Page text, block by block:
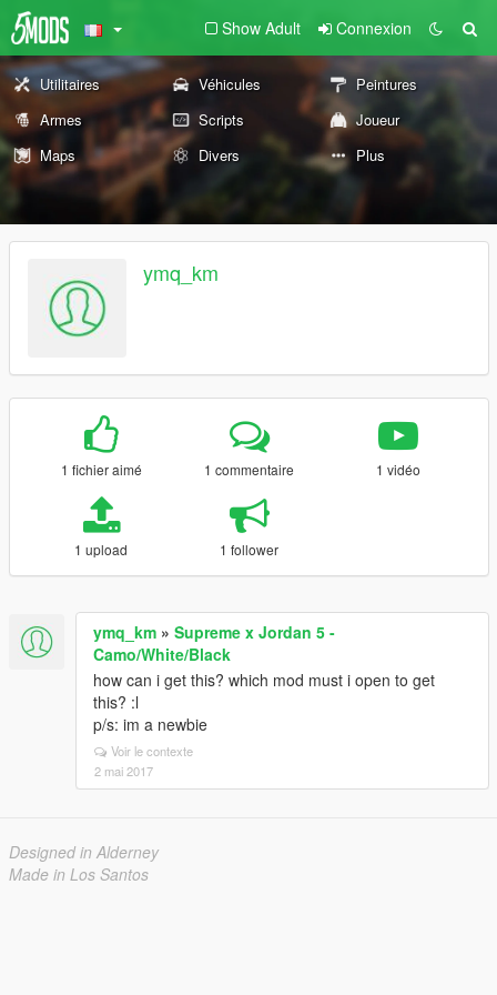
Show Adult Connexion
Utilitaires Véhicules
Peintures
Armes
Scripts
Joueur
Maps
Divers Plus
ymq_km
1 fichier aimé 1 commentaire 1 vidéo
1 upload 1 follower
ymq_km » Supreme x Jordan 5 -
Camo/White/Black
how can i get this? which mod must i open to get
this? :l
p/s: im a newbie
Voir le contexte
2 mai 2017
Designed in Alderney
Made in Los Santos